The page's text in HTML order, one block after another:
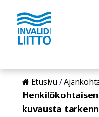
Hyppää
pääsisältöön
Etusivu
kuvausta